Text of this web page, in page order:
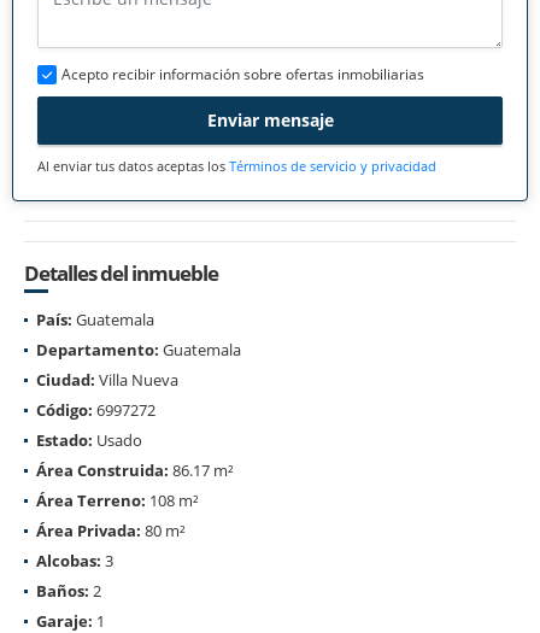
Acepto recibir información sobre ofertas inmobiliarias
Enviar mensaje
Al enviar tus datos aceptas los Términos de servicio y privacidad
Detalles del inmueble
País: Guatemala
Departamento: Guatemala
Ciudad: Villa Nueva
Código: 6997272
Estado: Usado
Área Construida: 86.17 m²
Área Terreno: 108 m²
Área Privada: 80 m²
Alcobas: 3
Baños: 2
Garaje: 1